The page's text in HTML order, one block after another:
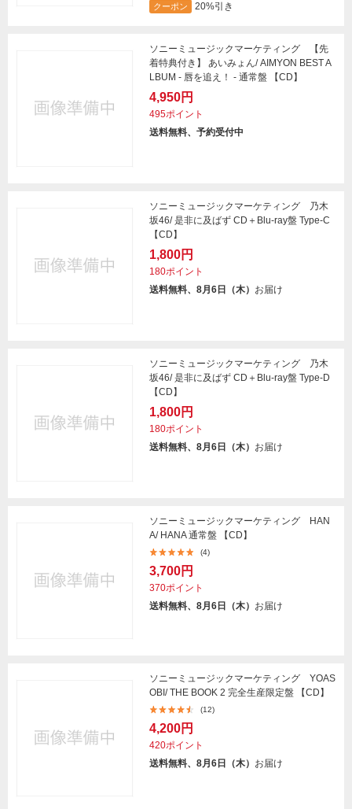
クーポン 20%引き
ソニーミュージックマーケティング 【先
着特典付き】 あいみょん/ AIMYON BEST A
LBUM - 唇を追え！ - 通常盤 【CD】
4,950円
495ポイント
送料無料、予約受付中
ソニーミュージックマーケティング 乃木
坂46/ 是非に及ばず CD＋Blu-ray盤 Type-C
【CD】
1,800円
180ポイント
送料無料、8月6日（木） お届け
ソニーミュージックマーケティング 乃木
坂46/ 是非に及ばず CD＋Blu-ray盤 Type-D
【CD】
1,800円
180ポイント
送料無料、8月6日（木） お届け
ソニーミュージックマーケティング HAN
A/ HANA 通常盤 【CD】
(4)
3,700円
370ポイント
送料無料、8月6日（木） お届け
ソニーミュージックマーケティング YOAS
OBI/ THE BOOK 2 完全生産限定盤 【CD】
(12)
4,200円
420ポイント
送料無料、8月6日（木） お届け